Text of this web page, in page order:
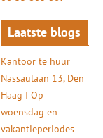
Laatste blogs
Kantoor te huur
Nassaulaan 13, Den
Haag I Op
woensdag en
vakantieperiodes